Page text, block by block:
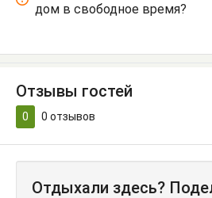
дом в свободное время?
Отзывы гостей
0 0 отзывов
Отдыхали здесь?